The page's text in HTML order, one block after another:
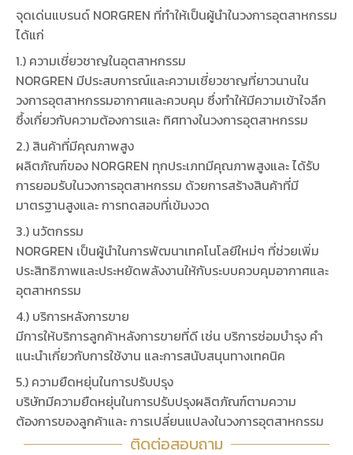
จุดเด่นแบรนด์ NORGREN ที่ทำให้เป็นผู้นำในวงการอุตสาหกรรม
ได้แก่
1.) ความเชี่ยวชาญในอุตสาหกรรม
NORGREN มีประสบการณ์และความเชี่ยวชาญที่ยาวนานใน
วงการอุตสาหกรรมอากาศและควบคุม ซึ่งทำให้มีความเข้าใจลึก
ซึ้งเกี่ยวกับความต้องการและ ทิศทางในวงการอุตสาหกรรม
2.) สินค้าที่มีคุณภาพสูง
ผลิตภัณฑ์ของ NORGREN ทุกประเภทมีคุณภาพสูงและ ได้รับ
การยอมรับในวงการอุตสาหกรรม ด้วยการสร้างสินค้าที่มี
มาตรฐานสูงและ การทดสอบที่เข้มงวด
3.) นวัตกรรม
NORGREN เป็นผู้นำในการพัฒนาเทคโนโลยีใหม่ๆ ที่ช่วยเพิ่ม
ประสิทธิภาพและประหยัดพลังงานให้กับระบบควบคุมอากาศและ
อุตสาหกรรม
4.) บริการหลังการขาย
มีการให้บริการลูกค้าหลังการขายที่ดี เช่น บริการซ่อมบำรุง คำ
แนะนำเกี่ยวกับการใช้งาน และการสนับสนุนทางเทคนิค
5.) ความยืดหยุ่นในการปรับปรุง
บริษัทมีความยืดหยุ่นในการปรับปรุงผลิตภัณฑ์ตามความ
ต้องการของลูกค้าและ การเปลี่ยนแปลงในวงการอุตสาหกรรม
ติดต่อสอบถาม